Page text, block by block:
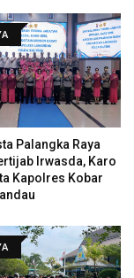
Palangka Raya
Irwasda, Karo
Kapolres Kobar